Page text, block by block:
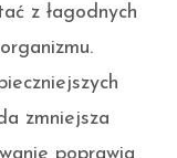
z łagodnych
zmniejsza